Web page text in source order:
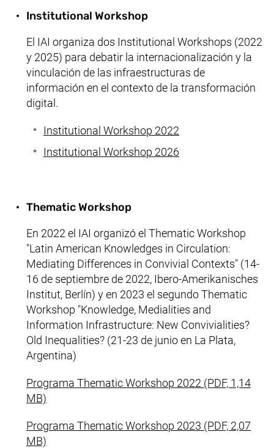
Institutional Workshop
El IAI organiza dos Institutional Workshops (2022
y 2025) para debatir la internacionalización y la
vinculación de las infraestructuras de
información en el contexto de la transformación
digital.
Institutional Workshop 2022
Institutional Workshop 2026
Thematic Workshop
En 2022 el IAI organizó el Thematic Workshop
"Latin American Knowledges in Circulation:
Mediating Differences in Convivial Contexts" (14-
16 de septiembre de 2022, Ibero-Amerikanisches
Institut, Berlín) y en 2023 el segundoThematic
Workshop "Knowledge, Medialities and
Information Infrastructure: New Convivialities?
Old Inequalities? (21-23 de junio en La Plata,
Argentina)
Programa Thematic Workshop 2022 (PDF, 1,14
MB)
Programa Thematic Workshop 2023 (PDF, 2,07
MB)